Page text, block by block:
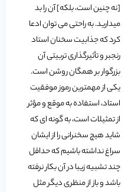
[نه چنین است، بلکه] آن را بد
میدارید. به راحتی می توان ادعا
کرد که جذابیت سخنان استاد
رنجبر و تأثیرگذاری تربیتی آن
بزرگوار بر همگان روشن است.
یکی از مهمترین رموز موفقیت
استاد، استفاده به موقع و مؤثر
از تمثیلات است، به گونه ای که
شاید هیچ سخنرانی را از ایشان
سراغ نداشته باشیم که حداقل
چند تشبیه زیبا در آن بکار نرفته
باشد و باز از منظری دیگر مثل